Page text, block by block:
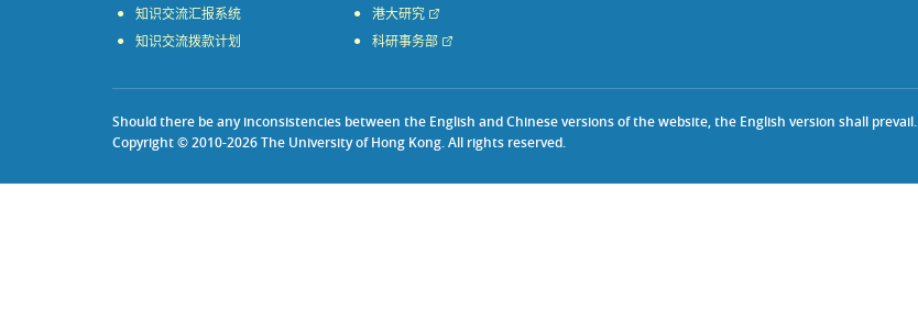
知识交流汇报系统
知识交流拨款计划
港大研究
科研事务部
Should there be any inconsistencies between the English and Chinese versions of the website, the English version shall prevail.
Copyright © 2010-2026 The University of Hong Kong. All rights reserved.